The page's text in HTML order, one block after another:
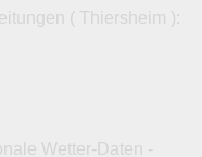
( Thiersheim ):
Wetter-Daten -